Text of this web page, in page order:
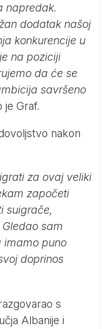
napredak.
dodatak našoj
konkurencije u
na poziciji
da će se
savršeno
je Graf.
nakon
za ovaj veliki
započeti
suigrače,
sam
imamo puno
doprinos
s
Albanije i